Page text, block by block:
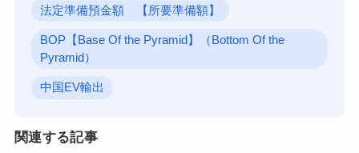
法定準備預金額 【所要準備額】
BOP【Base Of the Pyramid】（Bottom Of the
Pyramid）
中国EV輸出
関連する記事